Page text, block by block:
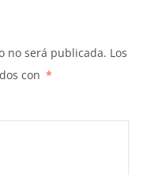
no será publicada. Los
con *